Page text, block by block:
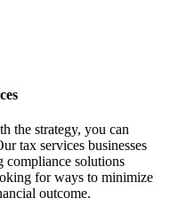
the strategy, you can
tax services businesses
compliance solutions
for ways to minimize
outcome.